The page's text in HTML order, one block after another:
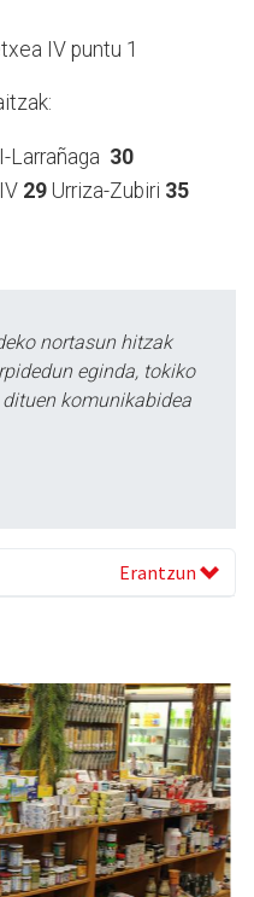
IV puntu 1
Larrañaga 30
29 Urriza-Zubiri 35
nortasun hitzak
eginda, tokiko
komunikabidea
Erantzun